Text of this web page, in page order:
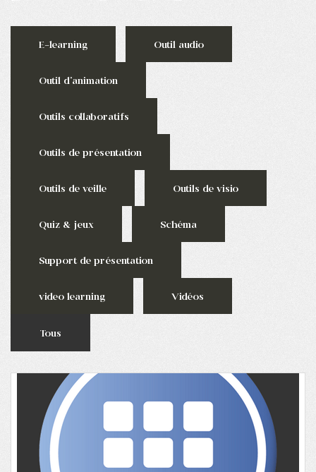
E-learning Outil audio
Outil d'animation
Outils collaboratifs
Outils de présentation
Outils de veille Outils de visio
Quiz & jeux Schéma
Support de présentation
video learning Vidéos
Tous